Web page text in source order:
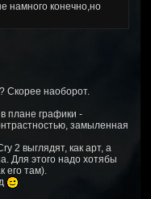
намного конечно,но
Скорее наоборот.
плане графики -
замыленная
2 выглядят, как арт, а
Для этого надо хотябы
его там).